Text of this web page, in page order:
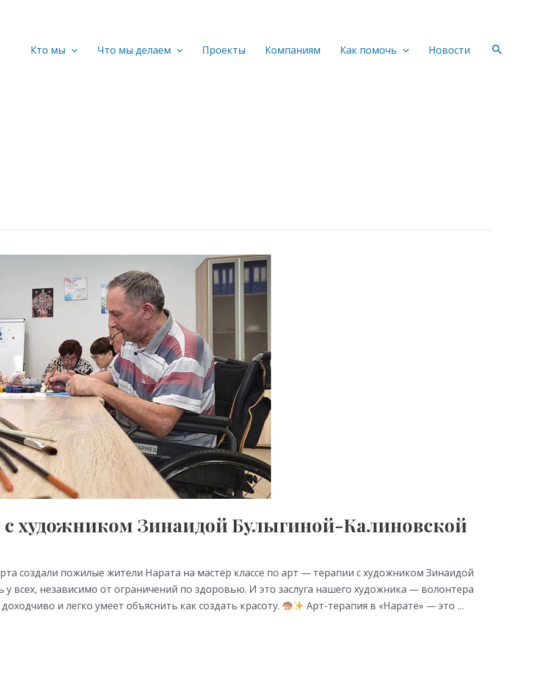
Кто мы Что мы делаем Проекты Компаниям Как помочь Новости Поиск
с художником Зинаидой Булыгиной-Калиновской
создали пожилые жители Нарата на мастер классе по арт — терапии с художником Зинаидой
у всех, независимо от ограничений по здоровью. И это заслуга нашего художника — волонтера
и легко умеет объяснить как создать красоту.
Арт-терапия в «Нарате» — это …